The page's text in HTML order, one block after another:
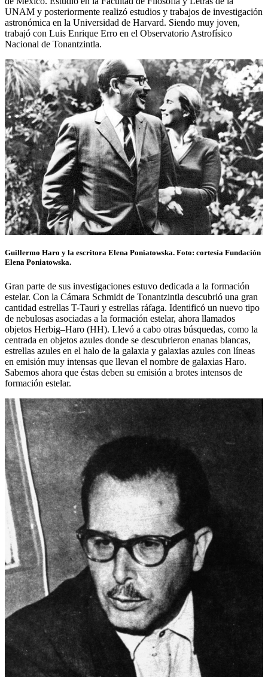
UNAM y posteriormente realizó estudios y trabajos de investigación
astronómica en la Universidad de Harvard. Siendo muy joven,
trabajó con Luis Enrique Erro en el Observatorio Astrofísico
Nacional de Tonantzintla.
Guillermo Haro y la escritora Elena Poniatowska. Foto: cortesía Fundación
Elena Poniatowska.
Gran parte de sus investigaciones estuvo dedicada a la formación
estelar. Con la Cámara Schmidt de Tonantzintla descubrió una gran
cantidad estrellas T-Tauri y estrellas ráfaga. Identificó un nuevo tipo
de nebulosas asociadas a la formación estelar, ahora llamados
objetos Herbig–Haro (HH). Llevó a cabo otras búsquedas, como la
centrada en objetos azules donde se descubrieron enanas blancas,
estrellas azules en el halo de la galaxia y galaxias azules con líneas
en emisión muy intensas que llevan el nombre de galaxias Haro.
Sabemos ahora que éstas deben su emisión a brotes intensos de
formación estelar.